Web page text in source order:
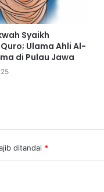
Syaikh
Ulama Ahli Al-
di Pulau Jawa
ditandai *